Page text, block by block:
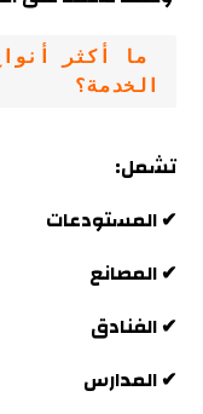
الخدمة؟
تشمل:
✔ المستودعات
✔ المصانع
✔ الفنادق
✔ المدارس